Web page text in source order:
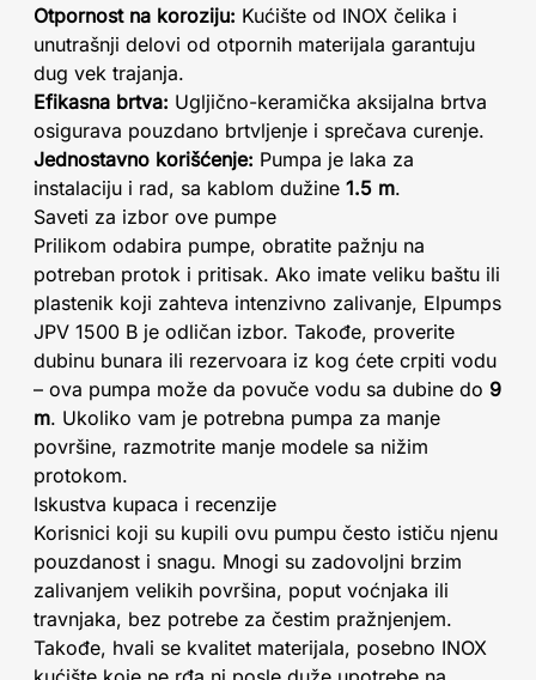
Otpornost na koroziju: Kućište od INOX čelika i
unutrašnji delovi od otpornih materijala garantuju
dug vek trajanja.
Efikasna brtva: Ugljično-keramička aksijalna brtva
osigurava pouzdano brtvljenje i sprečava curenje.
Jednostavno korišćenje: Pumpa je laka za
instalaciju i rad, sa kablom dužine 1.5 m.
Saveti za izbor ove pumpe
Prilikom odabira pumpe, obratite pažnju na
potreban protok i pritisak. Ako imate veliku baštu ili
plastenik koji zahteva intenzivno zalivanje, Elpumps
JPV 1500 B je odličan izbor. Takođe, proverite
dubinu bunara ili rezervoara iz kog ćete crpiti vodu
– ova pumpa može da povuče vodu sa dubine do 9
m. Ukoliko vam je potrebna pumpa za manje
površine, razmotrite manje modele sa nižim
protokom.
Iskustva kupaca i recenzije
Korisnici koji su kupili ovu pumpu često ističu njenu
pouzdanost i snagu. Mnogi su zadovoljni brzim
zalivanjem velikih površina, poput voćnjaka ili
travnjaka, bez potrebe za čestim pražnjenjem.
Takođe, hvali se kvalitet materijala, posebno INOX